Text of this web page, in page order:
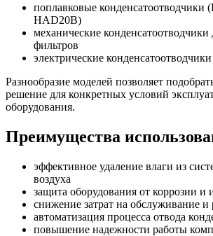
поплавковые конденсатоотводчики
HAD20B)
механические
фильтров
электрические
Разнообразие моделей позволяет
решение для конкретных условий
оборудования.
Преимущества
эффективное удаление влаги из
воздуха
защита оборудования от коррозии и
снижение затрат на обслуживание и
автоматизация процесса отвода
повышение надежности работы